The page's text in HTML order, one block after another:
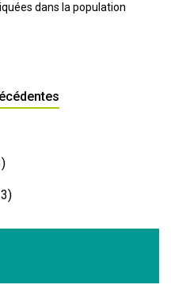
dans la population